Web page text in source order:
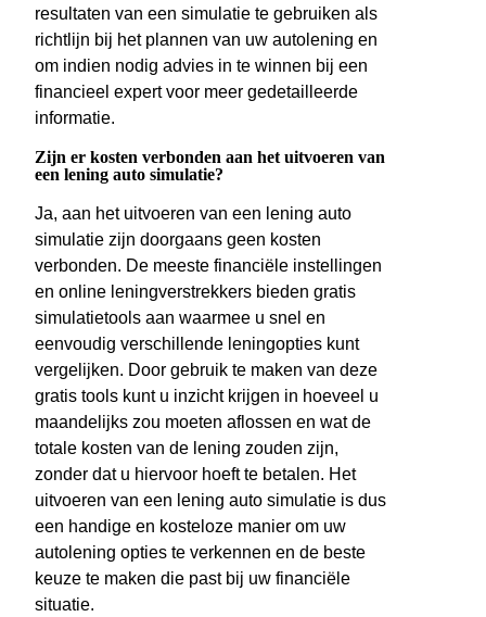
resultaten van een simulatie te gebruiken als
richtlijn bij het plannen van uw autolening en
om indien nodig advies in te winnen bij een
financieel expert voor meer gedetailleerde
informatie.
Zijn er kosten verbonden aan het uitvoeren van
een lening auto simulatie?
Ja, aan het uitvoeren van een lening auto
simulatie zijn doorgaans geen kosten
verbonden. De meeste financiële instellingen
en online leningverstrekkers bieden gratis
simulatietools aan waarmee u snel en
eenvoudig verschillende leningopties kunt
vergelijken. Door gebruik te maken van deze
gratis tools kunt u inzicht krijgen in hoeveel u
maandelijks zou moeten aflossen en wat de
totale kosten van de lening zouden zijn,
zonder dat u hiervoor hoeft te betalen. Het
uitvoeren van een lening auto simulatie is dus
een handige en kosteloze manier om uw
autolening opties te verkennen en de beste
keuze te maken die past bij uw financiële
situatie.